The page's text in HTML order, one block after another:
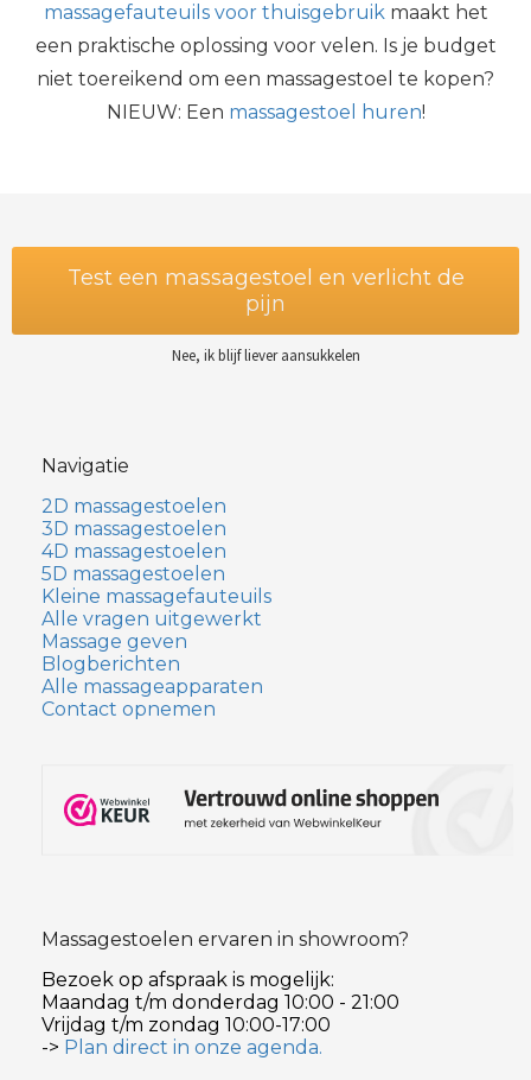
massagefauteuils voor thuisgebruikmaakt het
een praktische oplossing voor velen. Is je budget
niet toereikend om een massagestoel te kopen?
NIEUW: Een massagestoel huren!
Test een massagestoel en verlicht de
pijn
Nee, ik blijf liever aansukkelen
Navigatie
2D massagestoelen
3D massagestoelen
4D massagestoelen
5D massagestoelen
Kleine massagefauteuils
Alle vragen uitgewerkt
Massage geven
Blogberichten
Alle massageapparaten
Contact opnemen
Massagestoelen ervaren in showroom?
Bezoek op afspraak is mogelijk:
Maandag t/m donderdag 10:00 - 21:00
Vrijdag t/m zondag 10:00-17:00
-> Plan direct in onze agenda.